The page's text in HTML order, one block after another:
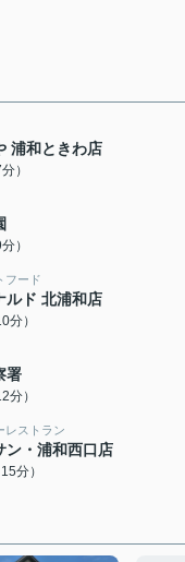
浦和ときわ店
）
）
フード
ルド 北浦和店
分）
署
分）
レストラン
ン・浦和西口店
分）